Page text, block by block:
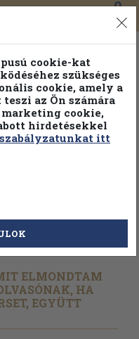
0
Válasszon példányt
ELMONDTAM
HA
EGYÜTT
cookie-kat
szükséges
cookie, amely a
az Ön számára
marketing cookie,
hirdetésekkel
itt